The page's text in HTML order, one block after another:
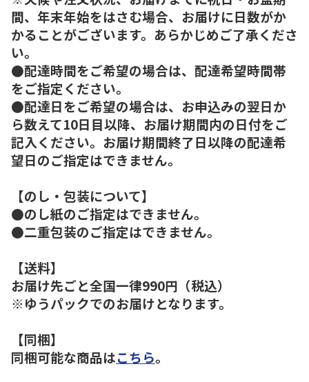
間、年末年始をはさむ場合、お届けに日数がか
かることがございます。あらかじめご了承くださ
い。
●配達時間をご希望の場合は、配達希望時間帯
をご指定ください。
●配達日をご希望の場合は、お申込みの翌日か
ら数えて10日目以降、お届け期間内の日付をご
記入ください。お届け期間終了日以降の配達希
望日のご指定はできません。
【のし・包装について】
●のし紙のご指定はできません。
●二重包装のご指定はできません。
【送料】
お届け先ごと全国一律990円（税込）
※ゆうパックでのお届けとなります。
【同梱】
同梱可能な商品はこちら。